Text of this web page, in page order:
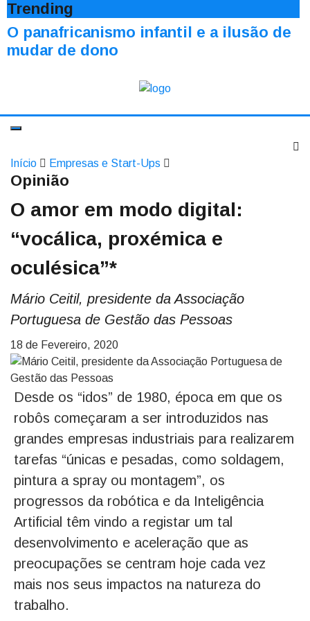
Trending
O panafricanismo infantil e a ilusão de
mudar de dono
Início Empresas e Start-Ups
Opinião
O amor em modo digital:
“vocálica, proxémica e
oculésica”*
Mário Ceitil, presidente da Associação
Portuguesa de Gestão das Pessoas
18 de Fevereiro, 2020
Desde os “idos” de 1980, época em que os
robôs começaram a ser introduzidos nas
grandes empresas industriais para realizarem
tarefas “únicas e pesadas, como soldagem,
pintura a spray ou montagem”, os
progressos da robótica e da Inteligência
Artificial têm vindo a registar um tal
desenvolvimento e aceleração que as
preocupações se centram hoje cada vez
mais nos seus impactos na natureza do
trabalho.